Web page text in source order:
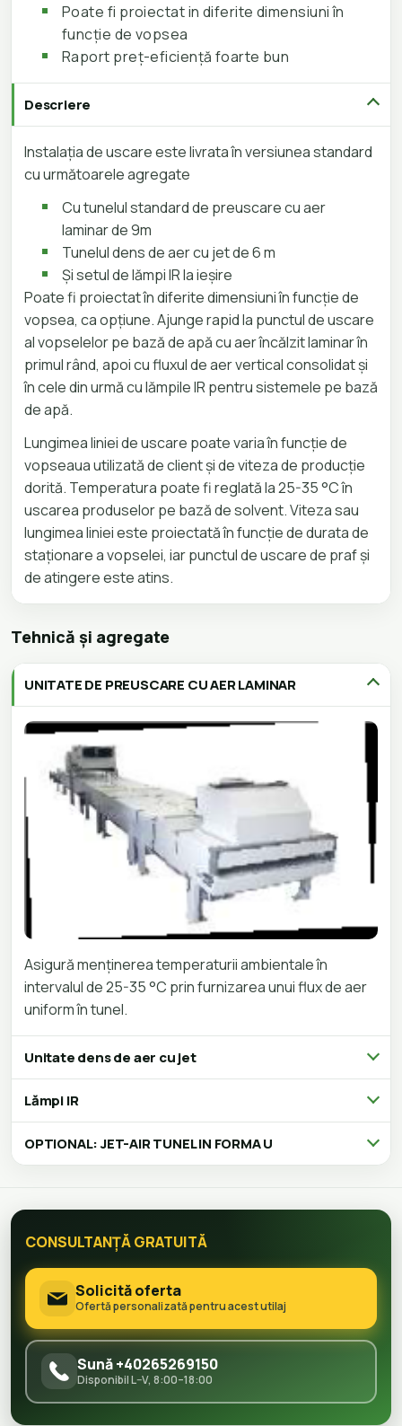
Poate fi proiectat in diferite dimensiuni în
funcție de vopsea
Raport preț-eficiență foarte bun
Descriere
Instalația de uscare este livrata în versiunea standard
cu următoarele agregate
Cu tunelul standard de preuscare cu aer
laminar de 9m
Tunelul dens de aer cu jet de 6 m
Și setul de lămpi IR la ieșire
Poate fi proiectat în diferite dimensiuni în funcție de
vopsea, ca opțiune. Ajunge rapid la punctul de uscare
al vopselelor pe bază de apă cu aer încălzit laminar în
primul rând, apoi cu fluxul de aer vertical consolidat și
în cele din urmă cu lămpile IR pentru sistemele pe bază
de apă.
Lungimea liniei de uscare poate varia în funcție de
vopseaua utilizată de client și de viteza de producție
dorită. Temperatura poate fi reglată la 25-35 °C în
uscarea produselor pe bază de solvent. Viteza sau
lungimea liniei este proiectată în funcție de durata de
staționare a vopselei, iar punctul de uscare de praf și
de atingere este atins.
Tehnică și agregate
UNITATE DE PREUSCARE CU AER LAMINAR
Asigură menținerea temperaturii ambientale în
intervalul de 25-35 °C prin furnizarea unui flux de aer
uniform în tunel.
Unitate dens de aer cu jet
Lămpi IR
OPTIONAL: JET-AIR TUNEL IN FORMA U
CONSULTANȚĂ GRATUITĂ
Solicită oferta
Ofertă personalizată pentru acest utilaj
Sună +40265269150
Disponibil L–V, 8:00–18:00